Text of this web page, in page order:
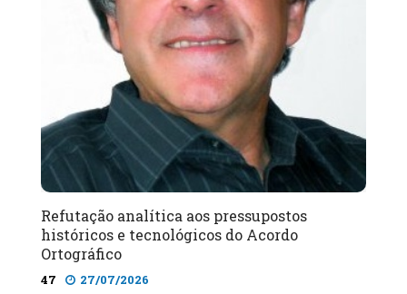
Refutação analítica aos pressupostos
históricos e tecnológicos do Acordo
Ortográfico
47 27/07/2026